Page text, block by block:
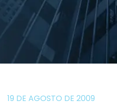
19 DE AGOSTO DE 2009